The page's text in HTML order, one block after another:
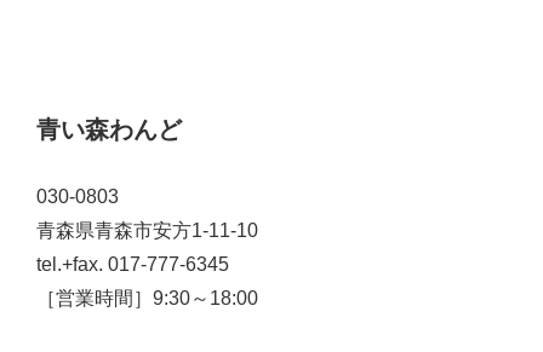
青い森わんど
030-0803
青森県青森市安方1-11-10
tel.+fax. 017-777-6345
［営業時間］9:30～18:00